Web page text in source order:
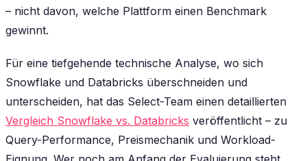
– nicht davon, welche Plattform einen Benchmark
gewinnt.
Für eine tiefgehende technische Analyse, wo sich
Snowflake und Databricks überschneiden und
unterscheiden, hat das Select-Team einen detaillierten
Vergleich Snowflake vs. Databricks veröffentlicht – zu
Query-Performance, Preismechanik und Workload-